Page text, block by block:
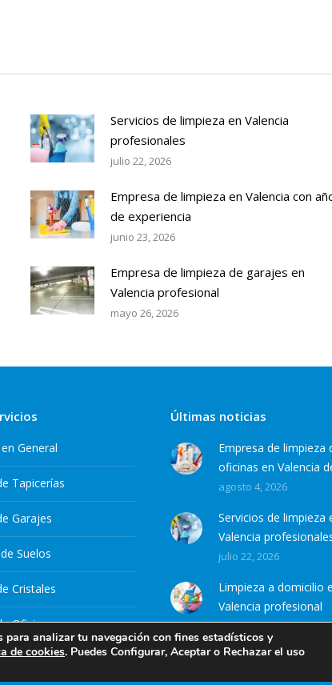
Servicios de limpieza en Valencia
profesionales
julio 22, 2026
Empresa de limpieza en Valencia con
de experiencia
junio 23, 2026
Empresa de limpieza de garajes en
Valencia profesional
mayo 26, 2026
General
Tapicerías
Garajes
Suelos
Cristales
Oficinas
Últimas noticias
Empresa de limpieza
oficinas en Valencia
agosto 4, 2026
Servicios de limpieza
Valencia
julio 22, 2026
Limpieza a domicilio
Valencia profesional
julio 7, 2026
analizar tu navegación con fines estadísticos y
de cookies. Puedes Configurar, Aceptar o Rechazar el uso